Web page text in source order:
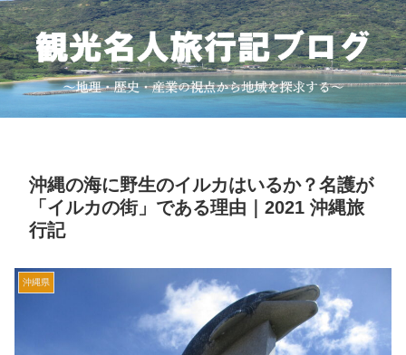
沖縄の海に野生のイルカはいるか？名護が
「イルカの街」である理由｜2021 沖縄旅
行記
沖縄県